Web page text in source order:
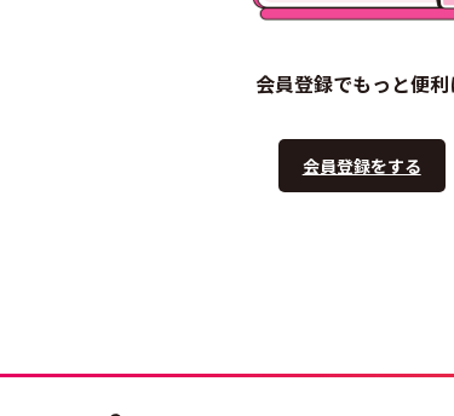
会員登録でもっと便利
会員登録をする